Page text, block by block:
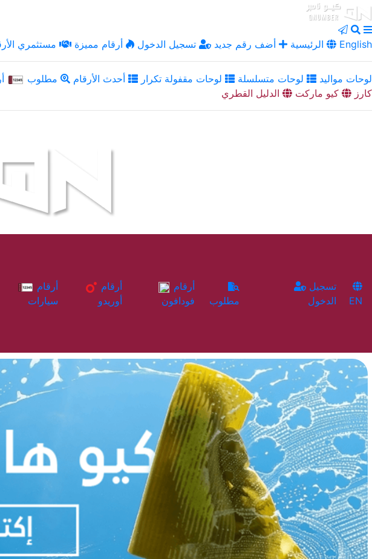
الرئيسية أضف رقم جديد تسجيل الدخول أرقام مميزة مستثمري English
لوحات مواليد لوحات متسلسلة لوحات مقفولة تكرار أحدث الأرقام مطلوب
كارز
كيو ماركت الدليل القطري
سيارات
أوريدو
فودافون
مطلوب
الدخول
EN